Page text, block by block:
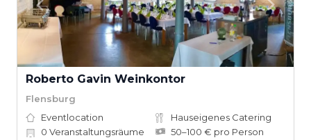
Roberto Gavin Weinkontor
Flensburg
Eventlocation
Hauseigenes Catering
0 Veranstaltungsräume
50–100 € pro Person